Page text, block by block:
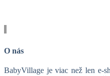
O nás
BabyVillage je viac než len e-